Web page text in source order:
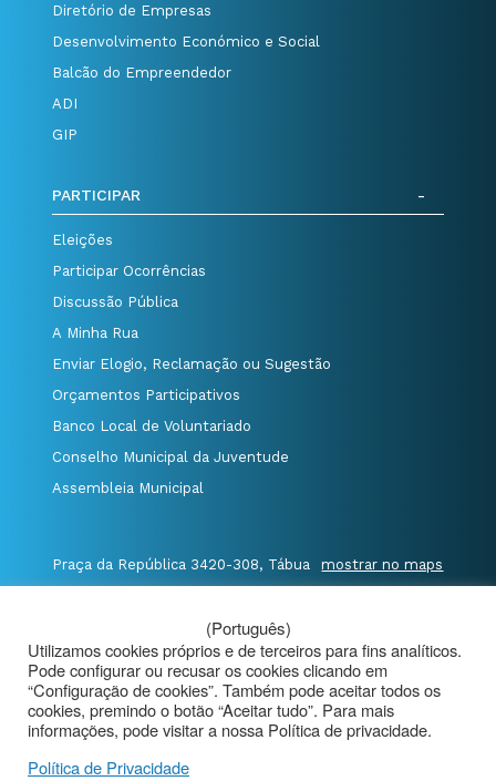
Diretório de Empresas
Desenvolvimento Económico e Social
Balcão do Empreendedor
ADI
GIP
PARTICIPAR
Eleições
Participar Ocorrências
Discussão Pública
A Minha Rua
Enviar Elogio, Reclamação ou Sugestão
Orçamentos Participativos
Banco Local de Voluntariado
Conselho Municipal da Juventude
Assembleia Municipal
Praça da República 3420-308, Tábua mostrar no maps
E. geral@cm-tabua.pt
@Município de Tábua | Mapa do Portal
|
Politica de Privacidade
|
Aviso de Privacidade - Videovigilância
(Português)
Utilizamos cookies próprios e de terceiros para fins analíticos.
Pode configurar ou recusar os cookies clicando em
“Configuração de cookies”. Também pode aceitar todos os
cookies, premindo o botão “Aceitar tudo”. Para mais
informações, pode visitar a nossa Política de privacidade.
Política de Privacidade